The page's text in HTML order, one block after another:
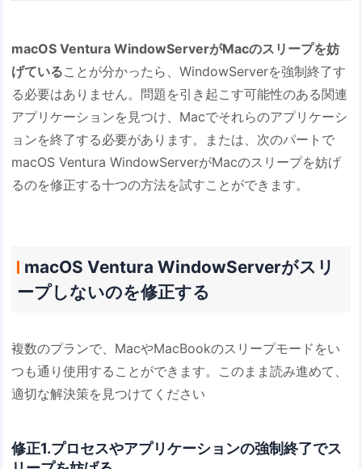
macOS Ventura WindowServerがMacのスリープを妨
げていることが分かったら、WindowServerを強制終了す
る必要はありません。問題を引き起こす可能性のある関連
アプリケーションを見つけ、Macでそれらのアプリケーシ
ョンを終了する必要があります。または、次のパートで
macOS Ventura WindowServerがMacのスリープを妨げ
るのを修正する十つの方法を試すことができます。
macOS Ventura WindowServerがスリ
ープしないのを修正する
複数のプランで、MacやMacBookのスリープモードをい
つも通り使用することができます。このまま読み進めて、
適切な解決策を見つけてください
修正1.プロセスやアプリケーションの強制終了でス